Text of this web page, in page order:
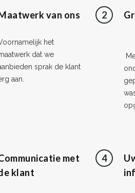
van ons
het
dat we
sprak de klant
aan.
2
met
klant
4